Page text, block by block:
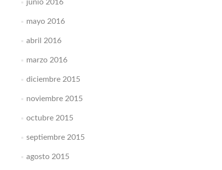
junio 2016
mayo 2016
abril 2016
marzo 2016
diciembre 2015
noviembre 2015
octubre 2015
septiembre 2015
agosto 2015